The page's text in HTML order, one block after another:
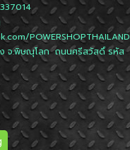
POWERSHOPTHAILAND
จ.พิษณุโลก ถนนศรีสวัสดิ์ รหัส